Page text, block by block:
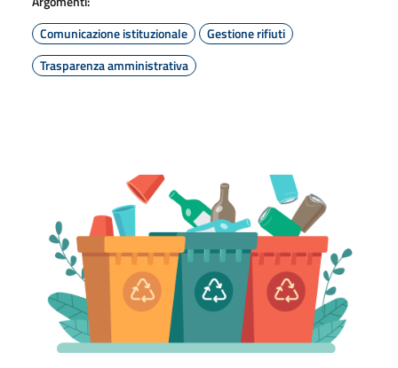
Comunicazione istituzionale
Gestione rifiuti
Trasparenza amministrativa